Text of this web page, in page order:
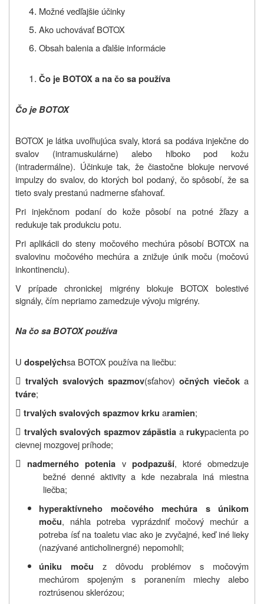
Možné vedľajšie účinky
Ako uchovávať BOTOX
Obsah balenia a ďalšie informácie
Čo je BOTOX a na čo sa používa
Čo je BOTOX
BOTOX je látka uvoľňujúca svaly, ktorá sa podáva injekčne do
svalov (intramuskulárne) alebo hlboko pod kožu
(intradermálne). Účinkuje tak, že čiastočne blokuje nervové
impulzy do svalov, do ktorých bol podaný, čo spôsobí, že sa
tieto svaly prestanú nadmerne sťahovať.
Pri injekčnom podaní do kože pôsobí na potné žľazy a
redukuje tak produkciu potu.
Pri aplikácii do steny močového mechúra pôsobí BOTOX na
svalovinu močového mechúra a znižuje únik moču (močovú
inkontinenciu).
V prípade chronickej migrény blokuje BOTOX bolestivé
signály, čím nepriamo zamedzuje vývoju migrény.
Na čo sa BOTOX používa
U dospelýchsa BOTOX používa na liečbu:
 trvalých svalových spazmov(sťahov) očných viečok a
tváre;
 trvalých svalových spazmov krku aramien;
 trvalých svalových spazmov zápästia arukypacienta po
cievnej mozgovej príhode;
 nadmerného potenia vpodpazuší, ktoré obmedzuje
bežné denné aktivity a kde nezabrala iná miestna
liečba;
hyperaktívneho močového mechúra s únikom
moču, náhla potreba vyprázdniť močový mechúr a
potreba ísť na toaletu viac ako je zvyčajné, keď iné lieky
(nazývané anticholinergné) nepomohli;
úniku moču
z dôvodu problémov s močovým
mechúrom spojeným s poranením miechy alebo
roztrúsenou sklerózou;